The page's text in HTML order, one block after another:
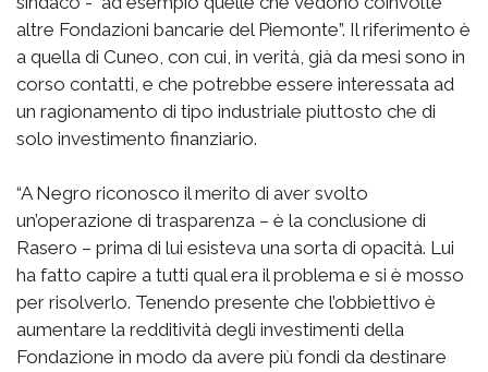
altre Fondazioni bancarie del Piemonte”. Il riferimento è
a quella di Cuneo, con cui, in verità, già da mesi sono in
corso contatti, e che potrebbe essere interessata ad
un ragionamento di tipo industriale piuttosto che di
solo investimento finanziario.
“A Negro riconosco il merito di aver svolto
un’operazione di trasparenza – è la conclusione di
Rasero – prima di lui esisteva una sorta di opacità. Lui
ha fatto capire a tutti qual era il problema e si è mosso
per risolverlo. Tenendo presente che l’obbiettivo è
aumentare la redditività degli investimenti della
Fondazione in modo da avere più fondi da destinare